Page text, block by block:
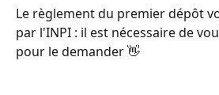
Le règlement du premier dépôt
par l'INPI : il est nécessaire de
pour le demander 👋